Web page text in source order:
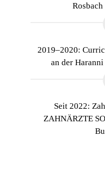
2019–2020:
an der
Seit 2022:
ZAHNÄRZTE